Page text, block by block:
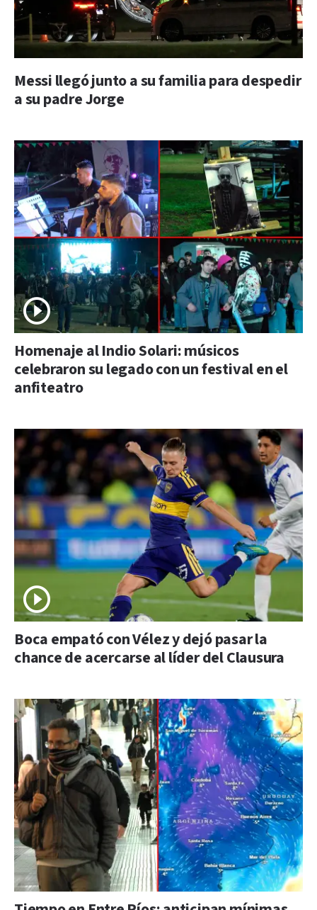
Messi llegó junto a su familia para despedir
a su padre Jorge
Homenaje al Indio Solari: músicos
celebraron su legado con un festival en el
anfiteatro
Boca empató con Vélez y dejó pasar la
chance de acercarse al líder del Clausura